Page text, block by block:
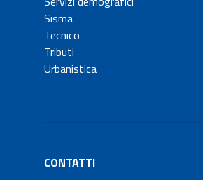
Sisma
Tecnico
Tributi
Urbanistica
CONTATTI